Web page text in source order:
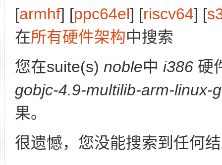
[armhf] [ppc64el] [riscv64] [
在所有硬件架构中搜索
您在suite(s) noble中 i386 硬
gobjc-4.9-multilib-arm-linux-
果。
很遗憾，您没能搜索到任何